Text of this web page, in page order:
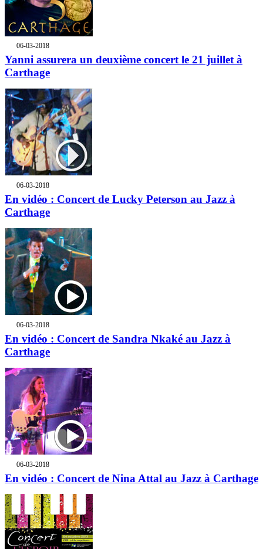
06-03-2018
Yanni assurera un deuxième concert le 21 juillet à
Carthage
06-03-2018
En vidéo : Concert de Lucky Peterson au Jazz à
Carthage
06-03-2018
En vidéo : Concert de Sandra Nkaké au Jazz à
Carthage
06-03-2018
En vidéo : Concert de Nina Attal au Jazz à Carthage